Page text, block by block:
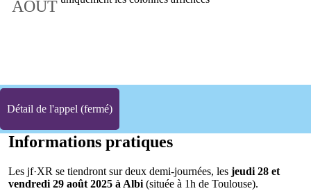
Détail de l'appel (fermé)
Informations pratiques
Les jf·XR se tiendront sur deux demi-journées, les jeudi 28 et
vendredi 29 août 2025 à Albi (située à 1h de Toulouse).